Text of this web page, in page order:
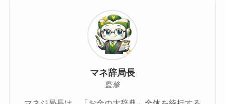
マネ辞局長
監修